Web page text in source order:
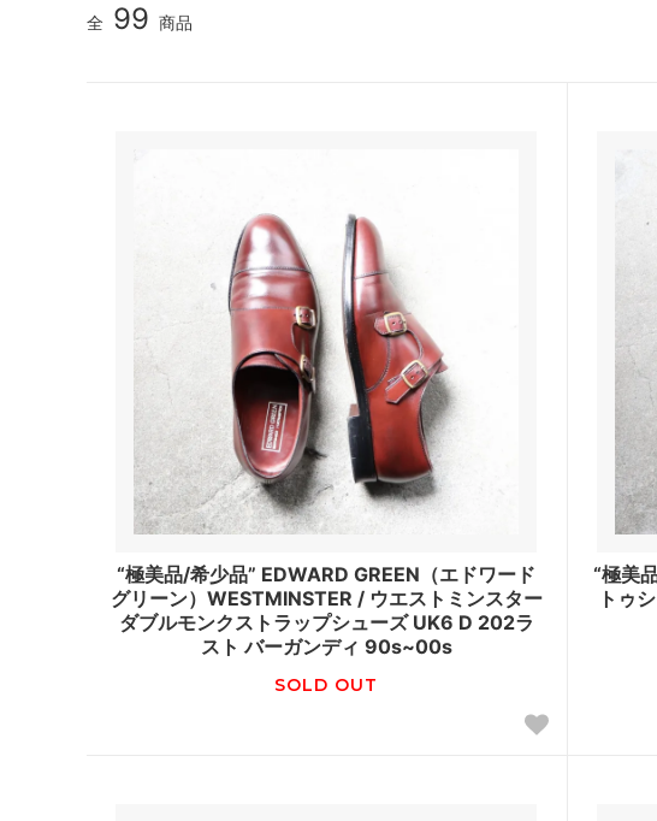
全 99 商品
“極美品/希少品” EDWARD GREEN（エドワード
グリーン）WESTMINSTER / ウエストミンスター
ダブルモンクストラップシューズ UK6 D 202ラ
スト バーガンディ 90s~00s
SOLD OUT
“極美
トゥ